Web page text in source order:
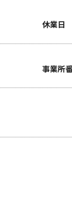
休業日
事業所